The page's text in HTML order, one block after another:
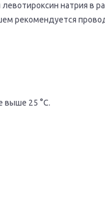
натрия в
рекомендуется
выше 25 °С.